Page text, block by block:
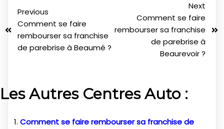
Previous
Comment se faire
rembourser sa franchise
de parebrise à Beaumé ?
Next
Comment se faire
rembourser sa franchise
de parebrise à
Beaurevoir ?
Les Autres Centres Auto :
Comment se faire rembourser sa franchise de